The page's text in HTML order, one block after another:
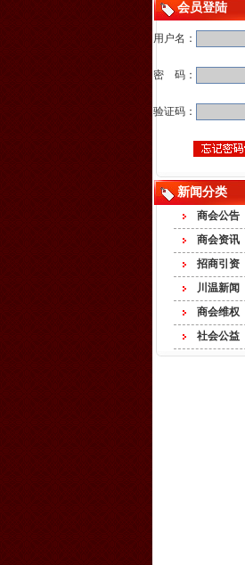
会员登陆
用户名：
密 码：
验证码：
新闻分类
商会公告
商会资讯
招商引资
川温新闻
商会维权
社会公益